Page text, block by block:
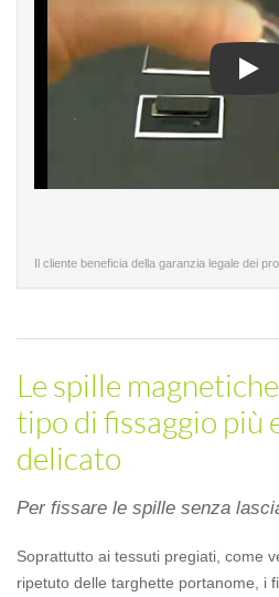
Il cliente beneficia della garanzia legale dei
Le spille
tipo di fissaggio più
delicato
Per fissare le spille senza
Soprattutto ai tessuti pregiati, come
ripetuto delle targhette portanome, i